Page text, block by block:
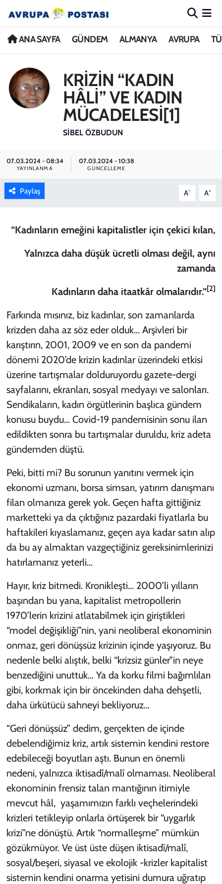
ANA SAYFA GÜNDEM ALMANYA AVRUPA
KRİZİN “KADIN
HÂLİ” VE KADIN
MÜCADELESİ[1]
SIBEL ÖZBUDUN
07.03.2024 - 08:34
YAYINLANMA
07.03.2024 - 10:38
GÜNCELLEME
Paylaş A- A+
“Kadınların emeğini kapitalistler için çekici kılan,
Yalnızca daha düşük ücretli olması değil, aynı
zamanda
Kadınların daha itaatkâr olmalarıdır.”[2]
Farkında mısınız, biz kadınlar, son zamanlarda
krizden daha az söz eder olduk… Arşivleri bir
karıştırın, 2001, 2009 ve en son da pandemi
dönemi 2020’de krizin kadınlar üzerindeki etkisi
üzerine tartışmalar dolduruyordu gazete-dergi
sayfalarını, ekranları, sosyal medyayı ve salonları.
Sendikaların, kadın örgütlerinin başlıca gündem
konusu buydu… Covid-19 pandemisinin sonu ilan
edildikten sonra bu tartışmalar duruldu, kriz adeta
gündemden düştü.
Peki, bitti mi? Bu sorunun yanıtını vermek için
ekonomi uzmanı, borsa simsarı, yatırım danışmanı
filan olmanıza gerek yok. Geçen hafta gittiğiniz
marketteki ya da çıktığınız pazardaki fiyatlarla bu
haftakileri kıyaslamanız, geçen aya kadar satın alıp
da bu ay almaktan vazgeçtiğiniz gereksinimlerinizi
hatırlamanız yeterli…
Hayır, kriz bitmedi. Kronikleşti… 2000’li yılların
başından bu yana, kapitalist metropollerin
1970’lerin krizini atlatabilmek için giriştikleri
“model değişikliği”nin, yani neoliberal ekonominin
onmaz, geri dönüşsüz krizinin içinde yaşıyoruz. Bu
nedenle belki alıştık, belki “krizsiz günler”in neye
benzediğini unuttuk… Ya da korku filmi bağımlıları
gibi, korkmak için bir öncekinden daha dehşetli,
daha ürkütücü sahneyi bekliyoruz…
“Geri dönüşsüz” dedim, gerçekten de içinde
debelendiğimiz kriz, artık sistemin kendini restore
edebileceği boyutları aştı. Bunun en önemli
nedeni, yalnızca iktisadî/malî olmaması. Neoliberal
ekonominin frensiz talan mantığının itimiyle
mevcut hâl, yaşamımızın farklı veçhelerindeki
krizleri tetikleyip onlarla örtüşerek bir “uygarlık
krizi”ne dönüştü. Artık “normalleşme” mümkün
gözükmüyor. Ve üst üste düşen iktisadî/malî,
sosyal/beşeri, siyasal ve ekolojik -krizler kapitalist
sistemin kendini onarma yetisini dumura uğratıp
ANA SAYFA
ALMANYA
DÜNYA
KÜLTÜR
Nöbetçi Eczaneler
İstanbul Namaz Vakitleri
Trafik Durumu
Tüm Manşetler
Son Dakika Haberleri